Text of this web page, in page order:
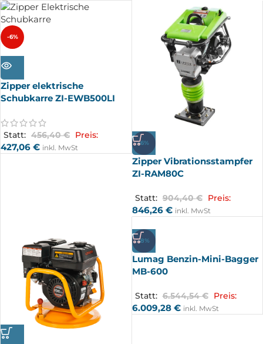
-6%
AUSV
ERKA
Zipper elektrische
Schubkarre ZI-EWB500LI
Statt: 456,40€ Preis:
427,06 € inkl. MwSt -6%
Zipper Vibrationsstampfer
ZI-RAM80C
Statt: 904,40€ Preis:
846,26 € inkl. MwSt
-8%
Lumag Benzin-Mini-Bagger
MB-600
Statt: 6.544,54€ Preis:
6.009,28 € inkl. MwSt